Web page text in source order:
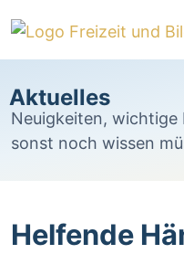
Aktuelles
Neuigkeiten, wichtige
sonst noch wissen
Helfende